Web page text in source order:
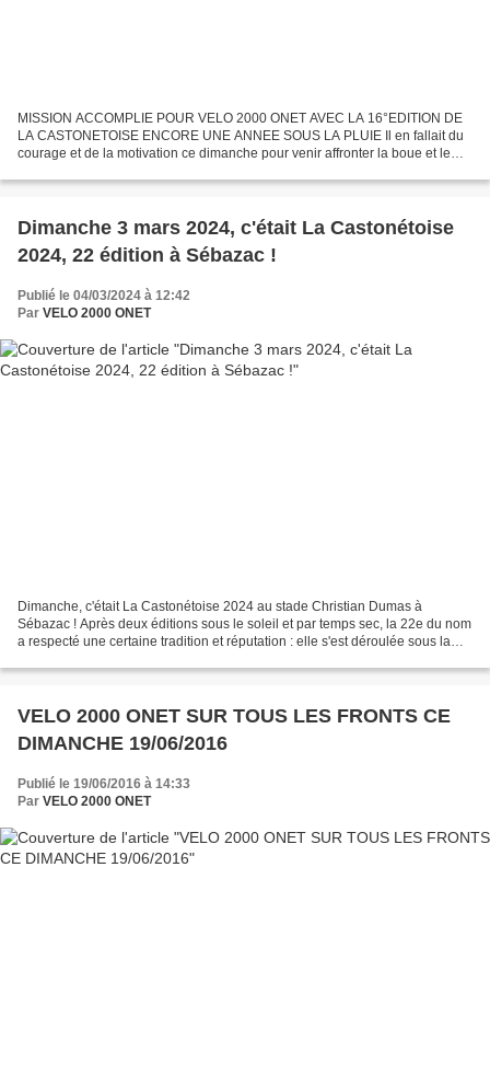
MISSION ACCOMPLIE POUR VELO 2000 ONET AVEC LA 16°EDITION DE
LA CASTONETOISE ENCORE UNE ANNEE SOUS LA PLUIE Il en fallait du
courage et de la motivation ce dimanche pour venir affronter la boue et le
Dimanche 3 mars 2024, c'était La Castonétoise
2024, 22 édition à Sébazac !
Publié le 04/03/2024 à 12:42
Par VELO 2000 ONET
Dimanche, c'était La Castonétoise 2024 au stade Christian Dumas à
Sébazac ! Après deux éditions sous le soleil et par temps sec, la 22e du nom
a respecté une certaine tradition et réputation : elle s'est déroulée sous la
VELO 2000 ONET SUR TOUS LES FRONTS CE
DIMANCHE 19/06/2016
Publié le 19/06/2016 à 14:33
Par VELO 2000 ONET